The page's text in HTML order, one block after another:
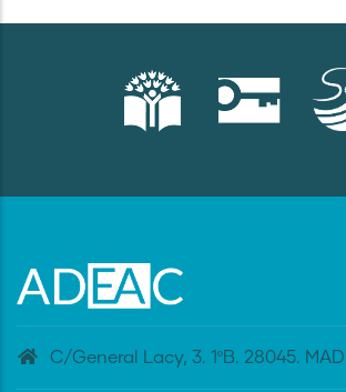
C/General Lacy, 3. 1ºB. 28045.